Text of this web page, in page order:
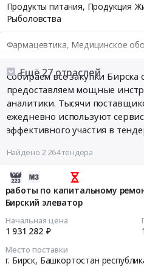
Ещё 27 отраслей
Продукты питания, Продукция
Рыболовства
Фармацевтика, Медицинское
Медицинские и Оздоровительные
Мебель, Компьютеры и
техника
Связь, Информационные
Грузовые и пассажирские
Полиграфия
Реклама, Дизайн, Маркетинг,
Топливо, Уголь, Продукция
Автомобили, Спецтехника, Авиа-
Собираем все закупки Бирска
предоставляем мощные
аналитики. Тысячи
ежедневно используют
эффективного участия в
Найдено 2 264 тендера
работы по капитальному
Бирский элеватор
Начальная цена
1 931 282 ₽
Место поставки
г. Бирск, Башкортостан